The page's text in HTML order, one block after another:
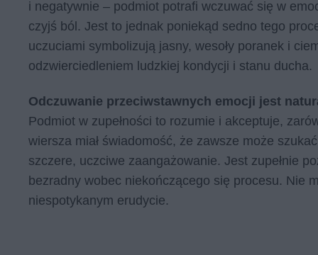
i negatywnie – podmiot potrafi wczuwać się w
czyjś ból. Jest to jednak poniekąd sedno tego
uczuciami symbolizują jasny, wesoły poranek i
odzwierciedleniem ludzkiej kondycji i stanu ducha.
Odczuwanie przeciwstawnych emocji jest
Podmiot w zupełności to rozumie i akceptuje,
wiersza miał świadomość, że zawsze może
szczere, uczciwe zaangażowanie. Jest zupełnie
bezradny wobec niekończącego się procesu. Nie
niespotykanym erudycie.